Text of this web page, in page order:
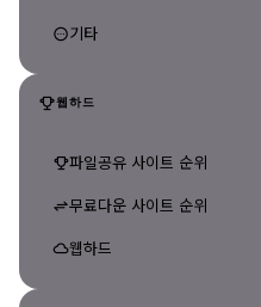
기타
웹하드
파일공유 사이트 순위
무료다운 사이트 순위
웹하드